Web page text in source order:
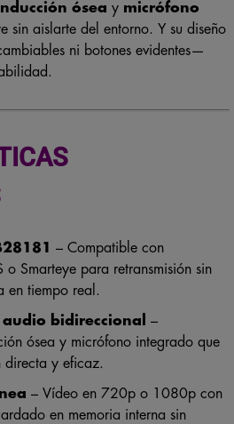
ósea y micrófono
sin aislarte del entorno. Y su diseño
ni botones evidentes—
– Compatible con
o Smarteye para retransmisión sin
en tiempo real.
bidireccional
–
ósea y micrófono integrado que
directa y eficaz.
– Vídeo en 720p o 1080p con
en memoria interna sin